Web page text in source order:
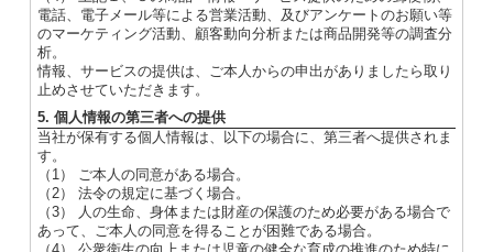
電話、電子メール等による営業活動、及びアンケートのお願い等
のマーケティング活動、顧客動向分析または商品開発等の調査分
析。
情報、サービスの提供は、ご本人からの申出がありましたら取り
止めさせていただきます。
5. 個人情報の第三者への提供
当社が保有する個人情報は、以下の場合に、第三者へ提供されま
す。
（1） ご本人の同意がある場合。
（2） 法令の規定に基づく場合。
（3） 人の生命、身体または財産の保護のため必要がある場合で
あって、ご本人の同意を得ることが困難である場合。